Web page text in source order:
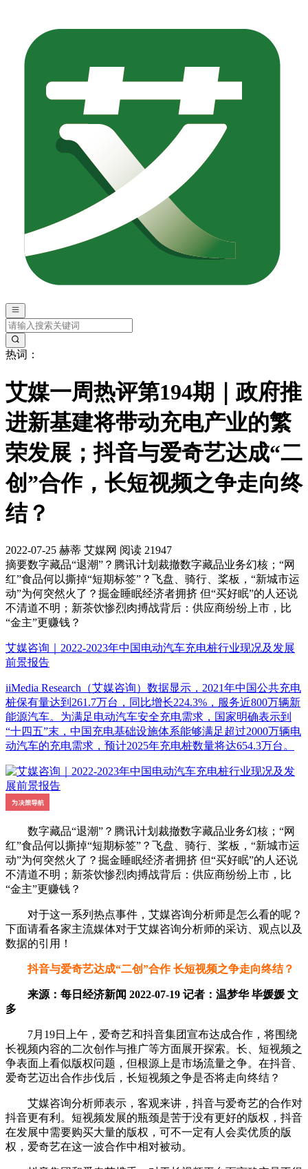
热词：
艾媒一周热评第194期｜政府推
进新基建将带动充电产业的繁
荣发展；抖音与爱奇艺达成“二
创”合作，长短视频之争走向终
结？
2022-07-25 赫蒂 艾媒网 阅读 21947
摘要数字藏品“退潮”？腾讯计划裁撤数字藏品业务幻核；“网
红”食品何以撕掉“短期标签”？飞盘、骑行、桨板，“新城市运
动”为何突然火了？掘金睡眠经济者拥挤 但“买好眠”的人还说
不清道不明；新茶饮惨烈肉搏战背后：供应商纷纷上市，比
“金主”更赚钱？
艾媒咨询｜2022-2023年中国电动汽车充电桩行业现况及发展
前景报告
iiMedia Research（艾媒咨询）数据显示，2021年中国公共充电
桩保有量达到261.7万台，同比增长224.3%，服务近800万辆新
能源汽车。为满足电动汽车安全充电需求，国家明确表示到
“十四五”末，中国充电基础设施体系能够满足超过2000万辆电
动汽车的充电需求，预计2025年充电桩数量将达654.3万台。
数字藏品“退潮”？腾讯计划裁撤数字藏品业务幻核；“网
红”食品何以撕掉“短期标签”？飞盘、骑行、桨板，“新城市运
动”为何突然火了？掘金睡眠经济者拥挤 但“买好眠”的人还说
不清道不明；新茶饮惨烈肉搏战背后：供应商纷纷上市，比
“金主”更赚钱？
对于这一系列热点事件，艾媒咨询分析师是怎么看的呢？
下面请看各家主流媒体对于艾媒咨询分析师的采访、观点以及
数据的引用！
抖音与爱奇艺达成“二创”合作 长短视频之争走向终结？
来源：每日经济新闻 2022-07-19 记者：温梦华 毕媛媛 文
多
7月19日上午，爱奇艺和抖音集团宣布达成合作，将围绕
长视频内容的二次创作与推广等方面展开探索。长、短视频之
争表面上看似版权问题，但根源上是市场流量之争。在抖音、
爱奇艺迈出合作步伐后，长短视频之争是否将走向终结？
艾媒咨询分析师表示，客观来讲，抖音与爱奇艺的合作对
抖音更有利。短视频发展的瓶颈是苦于没有更好的版权，抖音
在发展中需要购买大量的版权，可不一定有人会卖优质的版
权，爱奇艺在这一波合作中相对被动。